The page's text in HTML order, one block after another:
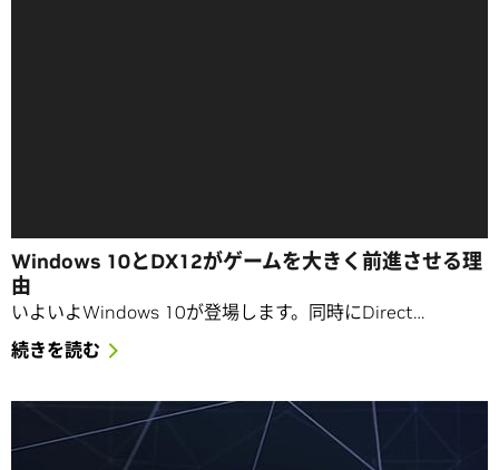
Windows 10とDX12がゲームを大きく前進させる理
由
いよいよWindows 10が登場します。同時にDirect…
続きを読む